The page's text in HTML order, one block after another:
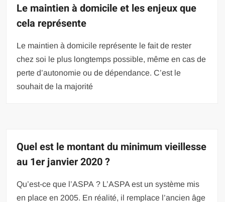
Le maintien à domicile et les enjeux que
cela représente
Le maintien à domicile représente le fait de rester
chez soi le plus longtemps possible, même en cas de
perte d’autonomie ou de dépendance. C’est le
souhait de la majorité
Quel est le montant du minimum vieillesse
au 1er janvier 2020 ?
Qu’est-ce que l’ASPA ? L’ASPA est un système mis
en place en 2005. En réalité, il remplace l’ancien âge